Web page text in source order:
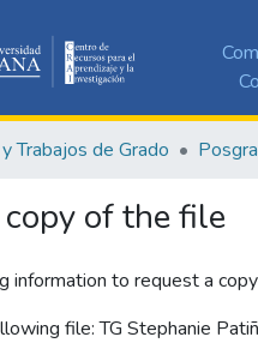
Trabajos de Grado
copy of the file
information to request a
file: TG Stephanie